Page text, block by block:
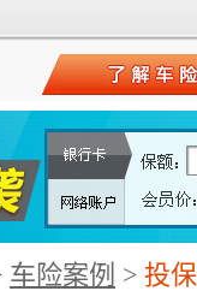
车险案例 > 投